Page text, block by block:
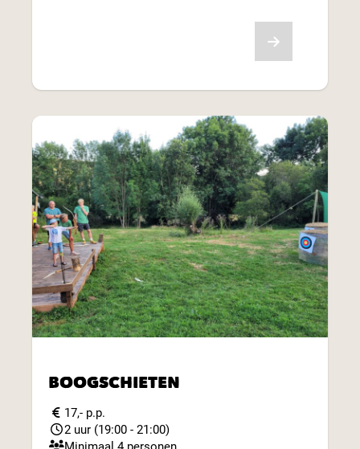
BOOGSCHIETEN
17,- p.p.
2 uur (19:00 - 21:00)